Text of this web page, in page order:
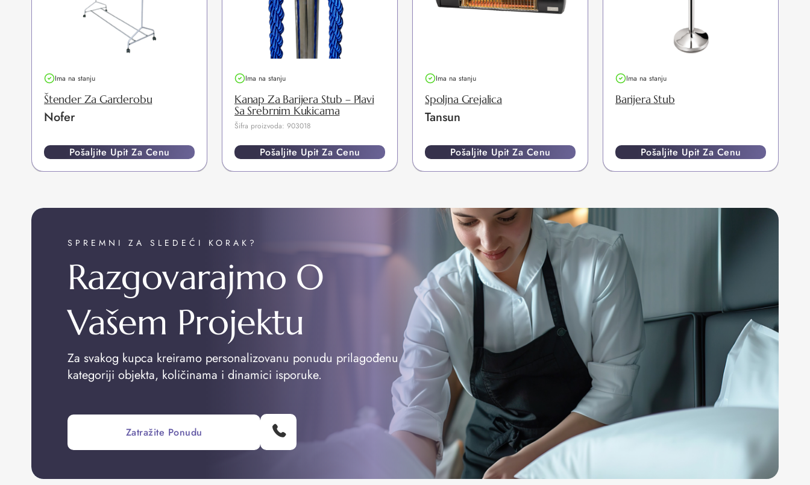
Ima na stanju
Štender Za Garderobu
Nofer
Pošaljite Upit Za Cenu
Ima na stanju
Kanap Za Barijera Stub – Plavi
Sa Srebrnim Kukicama
Šifra proizvoda: 903018
Pošaljite Upit Za Cenu
Ima na stanju
Spoljna Grejalica
Tansun
Pošaljite Upit Za Cenu
Ima na stanju
Barijera Stub
Pošaljite Upit Za Cenu
SPREMNI ZA SLEDEĆI KORAK?
Razgovarajmo O
Vašem Projektu
Za svakog kupca kreiramo personalizovanu ponudu prilagođenu
kategoriji objekta, količinama i dinamici isporuke.
Zatražite Ponudu